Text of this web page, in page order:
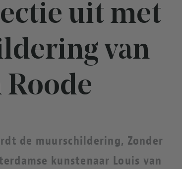
uit met
van
Roode
de muurschildering, Zonder
kunstenaar Louis van